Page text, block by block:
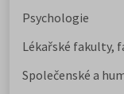
Psychologie
Lékařské fakulty,
Společenské a